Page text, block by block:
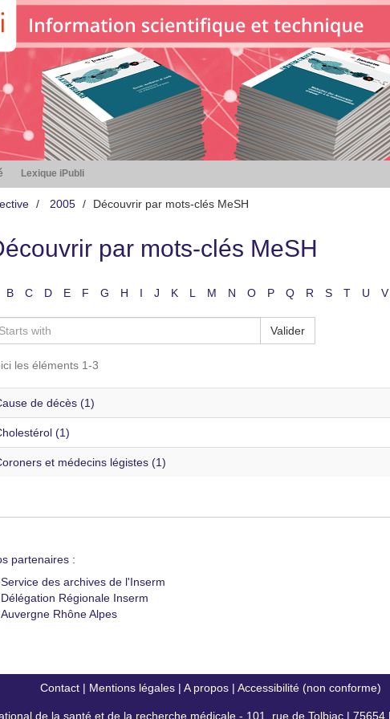
Lexique iPubli
2005 Découvrir par mots-clés MeSH
par mots-clés MeSH
B C D E F G H I J K L M N O P Q R S T U V
Valider
les éléments 1-3
de décès (1)
(1)
et médecins légistes (1)
partenaires :
Service des archives de l'Inserm
Délégation Régionale Inserm
Auvergne Rhône Alpes
Contact| Mentions légales| A propos| Accessibilité (non conforme)
de la santé et de la recherche médicale - 101, rue de Tolbiac | 75654